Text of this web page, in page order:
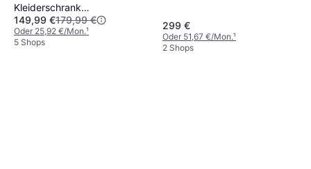
Kleiderschrank
170x196cm
149,99 €179,99 €
Oder 25,92 €/Mon.¹
5 Shops
299 €
Oder 51,67 €/Mon.¹
2 Shops